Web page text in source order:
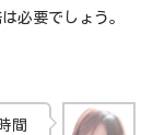
必要でしょう。
間